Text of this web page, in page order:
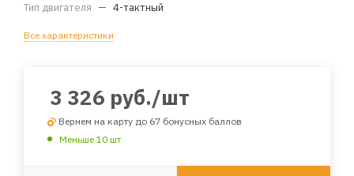
Тип двигателя — 4-тактный
Все характеристики
3 326 руб./шт
Вернем на карту до 67 бонусных баллов
Меньше 10 шт